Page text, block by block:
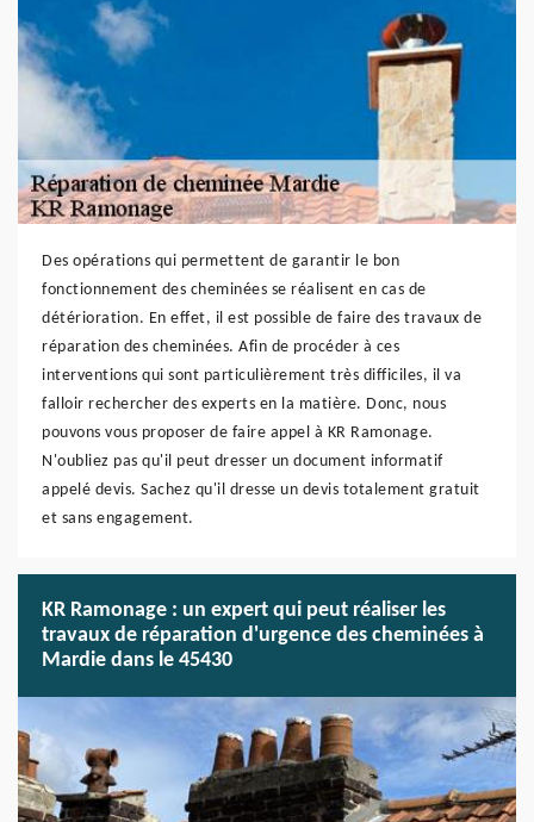
Des opérations qui permettent de garantir le bon
fonctionnement des cheminées se réalisent en cas de
détérioration. En effet, il est possible de faire des travaux de
réparation des cheminées. Afin de procéder à ces
interventions qui sont particulièrement très difficiles, il va
falloir rechercher des experts en la matière. Donc, nous
pouvons vous proposer de faire appel à KR Ramonage.
N'oubliez pas qu'il peut dresser un document informatif
appelé devis. Sachez qu'il dresse un devis totalement gratuit
et sans engagement.
KR Ramonage : un expert qui peut réaliser les
travaux de réparation d'urgence des cheminées à
Mardie dans le 45430